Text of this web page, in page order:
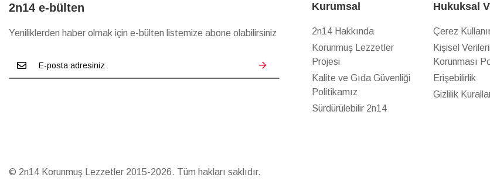
2n14 e-bülten
Yeniliklerden haber olmak için e-bülten listemize abone olabilirsiniz
Kurumsal
2n14 Hakkında
Korunmuş Lezzetler
Projesi
Kalite ve Gıda Güvenliği
Politikamız
Sürdürülebilir 2n14
Hukuksal
Çerez
Kişisel
Korunması
Erişebilirlik
Gizlilik
© 2n14 Korunmuş Lezzetler 2015-2026. Tüm hakları saklıdır.